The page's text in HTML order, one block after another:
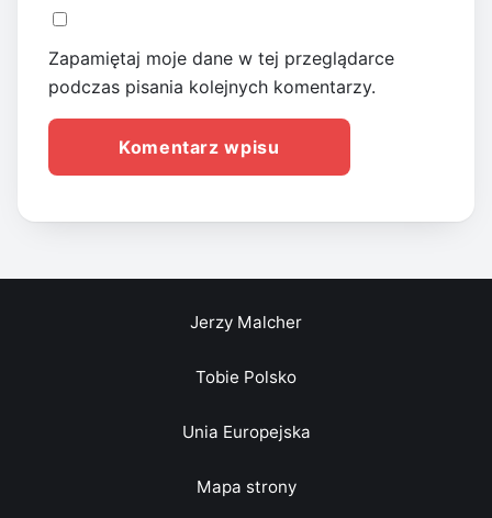
Zapamiętaj moje dane w tej przeglądarce
podczas pisania kolejnych komentarzy.
Jerzy Malcher
Tobie Polsko
Unia Europejska
Mapa strony